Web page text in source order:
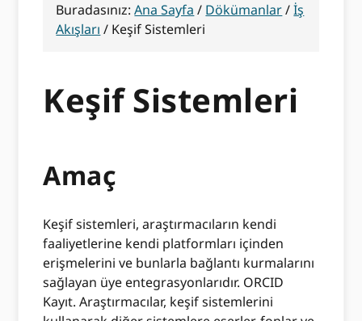
Buradasınız:Ana Sayfa / Dökümanlar/İş
Akışları / Keşif Sistemleri
Keşif Sistemleri
Amaç
Keşif sistemleri, araştırmacıların kendi
faaliyetlerine kendi platformları içinden
erişmelerini ve bunlarla bağlantı kurmalarını
sağlayan üye entegrasyonlarıdır. ORCID
Kayıt. Araştırmacılar, keşif sistemlerini